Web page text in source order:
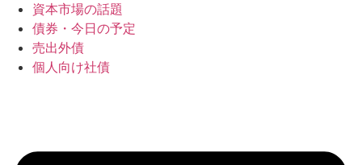
資本市場の話題
債券・今日の予定
売出外債
個人向け社債